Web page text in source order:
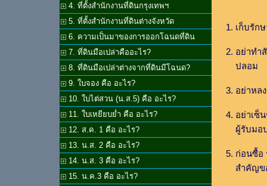
4. ที่ตั้งสำนักงานที่ดินกรุงเทพฯ
5. ที่ตั้งสำนักงานที่ดินต่างจังหวัด
6. ความเป็นมาของการออกโฉนดที่ดิน
7. ที่ดินมือเปล่าคืออะไร?
8. ที่ดินมือเปล่าต่างจากที่ดินมีโฉนด?
9. ใบจอง คือ อะไร?
10. ใบไต่สวน (น.ส.5) คือ อะไร?
11. ใบเหยียบย่ำ คือ อะไร?
12. ส.ค. 1 คือ อะไร?
13. น.ส. 2 คือ อะไร?
14. น.ส. 3 คือ อะไร?
15. น.ค.3 คือ อะไร?
เก็บรัก
อย่าทำ
ปลอม
อย่าหล
อย่าเซ็
ผู้รับมอ
ก่อนซื้อ
สำคัญข